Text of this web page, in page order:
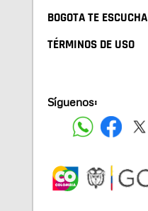
BOGOTA TE ESCUCHA
TÉRMINOS DE USO
Síguenos: